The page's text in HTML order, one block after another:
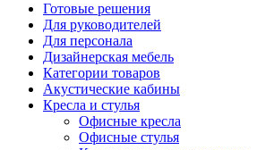
Готовые решения
Для руководителей
Для персонала
Дизайнерская мебель
Категории товаров
Акустические кабины
Кресла и стулья
Офисные кресла
Офисные стулья